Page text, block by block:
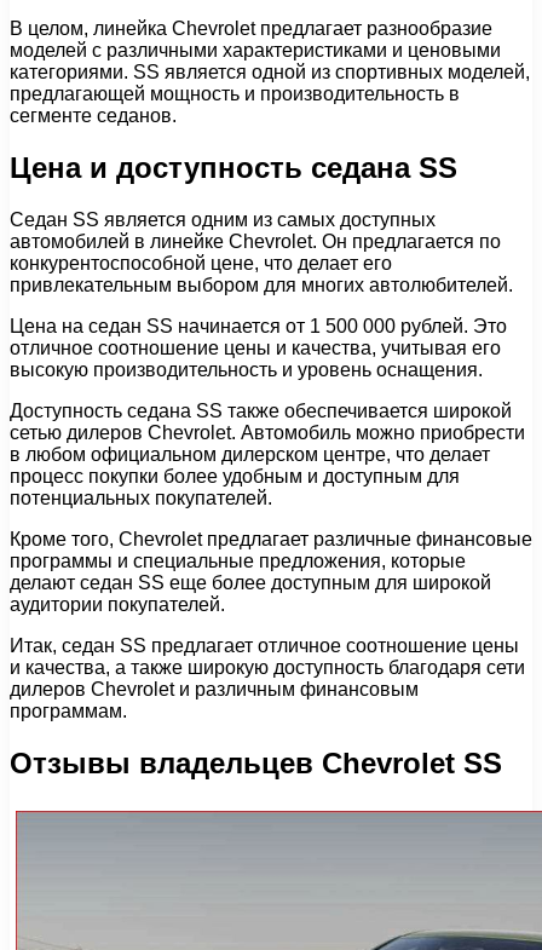
В целом, линейка Chevrolet предлагает разнообразие
моделей с различными характеристиками и ценовыми
категориями. SS является одной из спортивных моделей,
предлагающей мощность и производительность в
сегменте седанов.
Цена и доступность седана SS
Седан SS является одним из самых доступных
автомобилей в линейке Chevrolet. Он предлагается по
конкурентоспособной цене, что делает его
привлекательным выбором для многих автолюбителей.
Цена на седан SS начинается от 1 500 000 рублей. Это
отличное соотношение цены и качества, учитывая его
высокую производительность и уровень оснащения.
Доступность седана SS также обеспечивается широкой
сетью дилеров Chevrolet. Автомобиль можно приобрести
в любом официальном дилерском центре, что делает
процесс покупки более удобным и доступным для
потенциальных покупателей.
Кроме того, Chevrolet предлагает различные финансовые
программы и специальные предложения, которые
делают седан SS еще более доступным для широкой
аудитории покупателей.
Итак, седан SS предлагает отличное соотношение цены
и качества, а также широкую доступность благодаря сети
дилеров Chevrolet и различным финансовым
программам.
Отзывы владельцев Chevrolet SS